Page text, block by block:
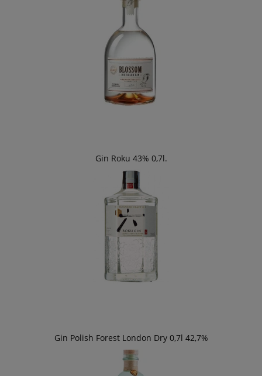
Gin Roku 43% 0,7l.
Gin Polish Forest London Dry 0,7l 42,7%